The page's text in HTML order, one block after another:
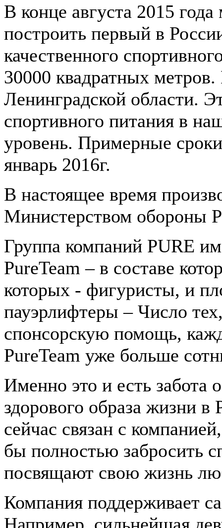
В конце августа 2015
построить первый в
качественного
30000 квадратных
Ленинградской области.
спортивного питания в
уровень. Примерные сроки
январь 2016г.
В настоящее время
Министерством обороны
Группа компаний PURE
PureTeam – в составе
которых - фигуристы, и
пауэрлифтеры – Число
спонсорскую помощь,
PureTeam уже больше
Именно это и есть забота
здорового образа жизни в
сейчас связан с
бы полностью забросить
посвящают свою жизнь
Компания поддерживает